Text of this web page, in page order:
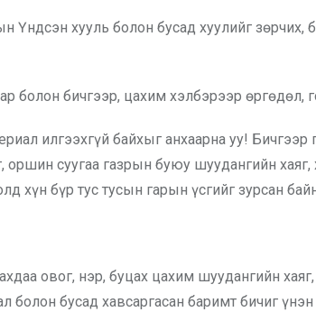
Үндсэн хууль болон бусад хуулийг
болон бичгээр, цахим хэлбэрээр өргөдөл,
илгээхгүй байхыг анхаарна уу!
оршин суугаа газрын буюу шуудангийн
хүн бүр тус тусын гарын үсгийг зурсан
овог, нэр, буцах цахим шуудангийн
болон бусад хавсаргасан баримт бичиг үнэн